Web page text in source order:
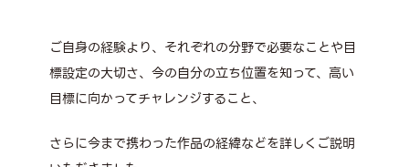
ご自身の経験より、それぞれの分野で必要なことや目
標設定の大切さ、今の自分の立ち位置を知って、高い
目標に向かってチャレンジすること、
さらに今まで携わった作品の経緯などを詳しくご説明